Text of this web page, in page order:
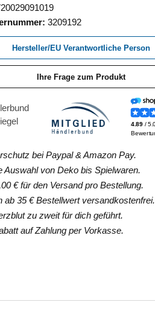
3209192
Hersteller/EU Verantwortliche Person
Ihre Frage zum Produkt
bei Paypal & Amazon Pay.
Auswahl von Deko bis Spielwaren.
€ für den Versand pro Bestellung.
ab 35 € Bestellwert versandkostenfrei.
zu zweit für dich geführt.
auf Zahlung per Vorkasse.